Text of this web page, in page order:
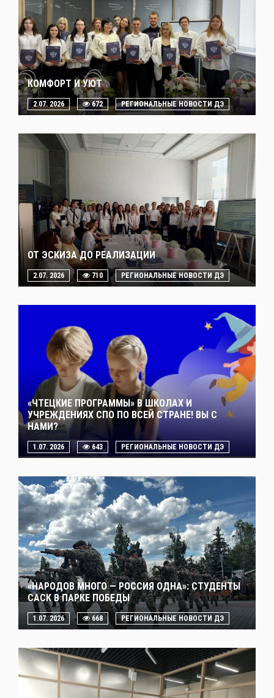
КОМФОРТ И УЮТ
2.07. 2026 672 РЕГИОНАЛЬНЫЕ НОВОСТИ ДЭ
ОТ ЭСКИЗА ДО РЕАЛИЗАЦИИ
2.07. 2026 710 РЕГИОНАЛЬНЫЕ НОВОСТИ ДЭ
«ЧТЕЦКИЕ ПРОГРАММЫ» В ШКОЛАХ И
УЧРЕЖДЕНИЯХ СПО ПО ВСЕЙ СТРАНЕ! ВЫ С
НАМИ?
1.07. 2026 643 РЕГИОНАЛЬНЫЕ НОВОСТИ ДЭ
«НАРОДОВ МНОГО — РОССИЯ ОДНА»: СТУДЕНТЫ
САСК В ПАРКЕ ПОБЕДЫ
1.07. 2026 668 РЕГИОНАЛЬНЫЕ НОВОСТИ ДЭ